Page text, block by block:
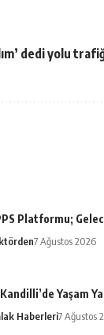
dedi yolu
Platformu;
7 Ağustos 2026
Yaşam
Haberleri7 Ağustos